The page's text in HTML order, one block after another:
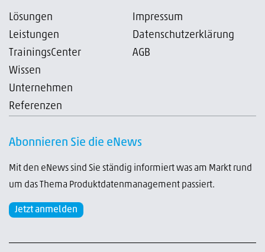
Lösungen
Leistungen
TrainingsCenter
Wissen
Unternehmen
Referenzen
Impressum
Datenschutzerklärung
AGB
Abonnieren Sie die eNews
Mit den eNews sind Sie ständig informiert was am Markt rund
um das Thema Produktdatenmanagement passiert.
Jetzt anmelden